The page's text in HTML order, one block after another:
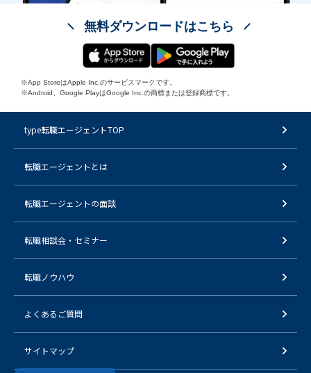
無料ダウンロードはこちら
※App StoreはApple Inc.のサービスマークです。
※Android、Google PlayはGoogle Inc.の商標または登録商標です。
type転職エージェントTOP
転職エージェントとは
転職エージェントの面談
転職相談会・セミナー
転職ノウハウ
よくあるご質問
サイトマップ